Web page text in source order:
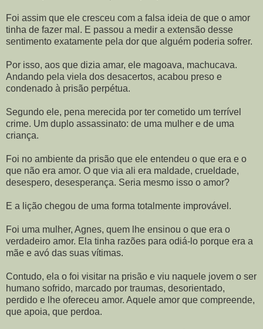
Foi assim que ele cresceu com a falsa ideia de que o amor
tinha de fazer mal. E passou a medir a extensão desse
sentimento exatamente pela dor que alguém poderia sofrer.
Por isso, aos que dizia amar, ele magoava, machucava.
Andando pela viela dos desacertos, acabou preso e
condenado à prisão perpétua.
Segundo ele, pena merecida por ter cometido um terrível
crime. Um duplo assassinato: de uma mulher e de uma
criança.
Foi no ambiente da prisão que ele entendeu o que era e o
que não era amor. O que via ali era maldade, crueldade,
desespero, desesperança. Seria mesmo isso o amor?
E a lição chegou de uma forma totalmente improvável.
Foi uma mulher, Agnes, quem lhe ensinou o que era o
verdadeiro amor. Ela tinha razões para odiá-lo porque era a
mãe e avó das suas vítimas.
Contudo, ela o foi visitar na prisão e viu naquele jovem o ser
humano sofrido, marcado por traumas, desorientado,
perdido e lhe ofereceu amor. Aquele amor que compreende,
que apoia, que perdoa.